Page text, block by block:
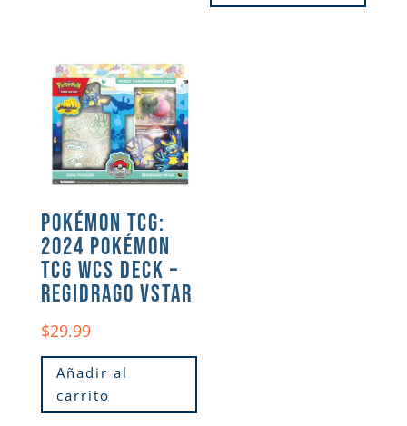
POKÉMON TCG:
2024 POKÉMON
TCG WCS DECK –
REGIDRAGO VSTAR
$29.99
Añadir al
carrito